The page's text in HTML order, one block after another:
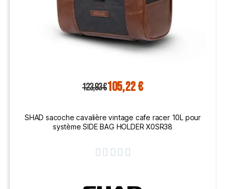
123,93 €105,22 €
SHAD sacoche cavalière vintage cafe racer 10L pour
système SIDE BAG HOLDER X0SR38
    